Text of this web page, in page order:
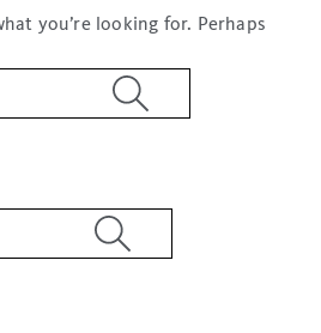
Recherche
you’re looking for. Perhaps